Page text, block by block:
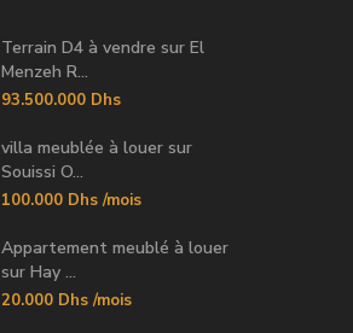
Terrain D4 à vendre sur El
Menzeh R...
93.500.000 Dhs
villa meublée à louer sur
Souissi O...
100.000 Dhs /mois
Appartement meublé à louer
sur Hay ...
20.000 Dhs /mois